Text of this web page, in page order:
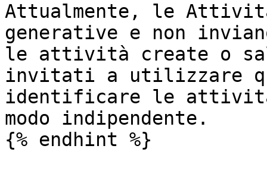
Attualmente, le
generative e non
le attività create o
invitati a utilizzare
identificare le
modo indipendente.
{% endhint %}